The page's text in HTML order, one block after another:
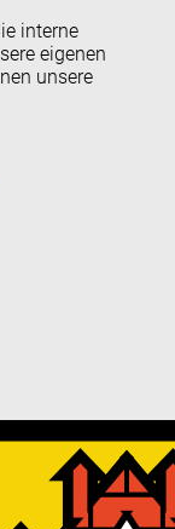
interne
eigenen
unsere